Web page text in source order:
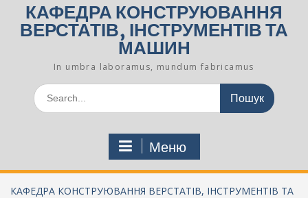
КАФЕДРА КОНСТРУЮВАННЯ
ВЕРСТАТІВ, ІНСТРУМЕНТІВ ТА
МАШИН
In umbra laboramus, mundum fabricamus
Шукати:
Меню
КАФЕДРА КОНСТРУЮВАННЯ ВЕРСТАТІВ, ІНСТРУМЕНТІВ ТА